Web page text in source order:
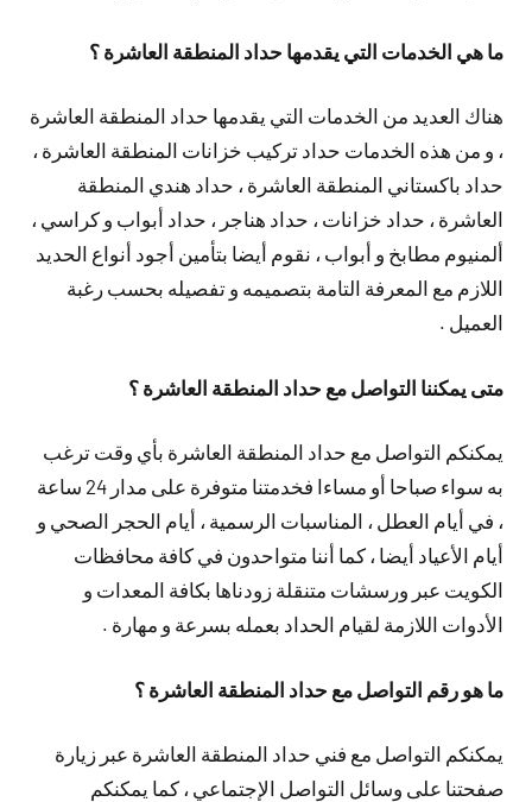
ما هي الخدمات التي يقدمها حداد المنطقة العاشرة ؟
هناك العديد من الخدمات التي يقدمها حداد المنطقة العاشرة
، و من هذه الخدمات حداد تركيب خزانات المنطقة العاشرة ،
حداد باكستاني المنطقة العاشرة ، حداد هندي المنطقة
العاشرة ، حداد خزانات ، حداد هناجر ، حداد أبواب و كراسي ،
ألمنيوم مطابخ و أبواب ، نقوم أيضا بتأمين أجود أنواع الحديد
اللازم مع المعرفة التامة بتصميمه و تفصيله بحسب رغبة
العميل .
متى يمكننا التواصل مع حداد المنطقة العاشرة ؟
يمكنكم التواصل مع حداد المنطقة العاشرة بأي وقت ترغب
به سواء صباحا أو مساءا فخدمتنا متوفرة على مدار 24 ساعة
، في أيام العطل ، المناسبات الرسمية ، أيام الحجر الصحي و
أيام الأعياد أيضا ، كما أننا متواحدون في كافة محافظات
الكويت عبر ورسشات متنقلة زودناها بكافة المعدات و
الأدوات اللازمة لقيام الحداد بعمله بسرعة و مهارة .
ما هو رقم التواصل مع حداد المنطقة العاشرة ؟
يمكنكم التواصل مع فني حداد المنطقة العاشرة عبر زيارة
صفحتنا على وسائل التواصل الإجتماعي ، كما يمكنكم